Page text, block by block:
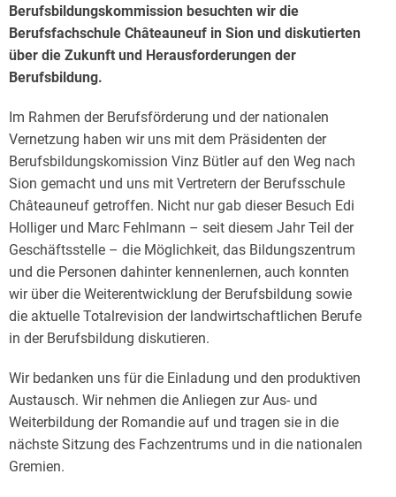
Berufsbildungskommission besuchten wir die
Berufsfachschule Châteauneuf in Sion und diskutierten
über die Zukunft und Herausforderungen der
Berufsbildung.
Im Rahmen der Berufsförderung und der nationalen
Vernetzung haben wir uns mit dem Präsidenten der
Berufsbildungskomission Vinz Bütler auf den Weg nach
Sion gemacht und uns mit Vertretern der Berufsschule
Châteauneuf getroffen. Nicht nur gab dieser Besuch Edi
Holliger und Marc Fehlmann – seit diesem Jahr Teil der
Geschäftsstelle – die Möglichkeit, das Bildungszentrum
und die Personen dahinter kennenlernen, auch konnten
wir über die Weiterentwicklung der Berufsbildung sowie
die aktuelle Totalrevision der landwirtschaftlichen Berufe
in der Berufsbildung diskutieren.
Wir bedanken uns für die Einladung und den produktiven
Austausch. Wir nehmen die Anliegen zur Aus- und
Weiterbildung der Romandie auf und tragen sie in die
nächste Sitzung des Fachzentrums und in die nationalen
Gremien.